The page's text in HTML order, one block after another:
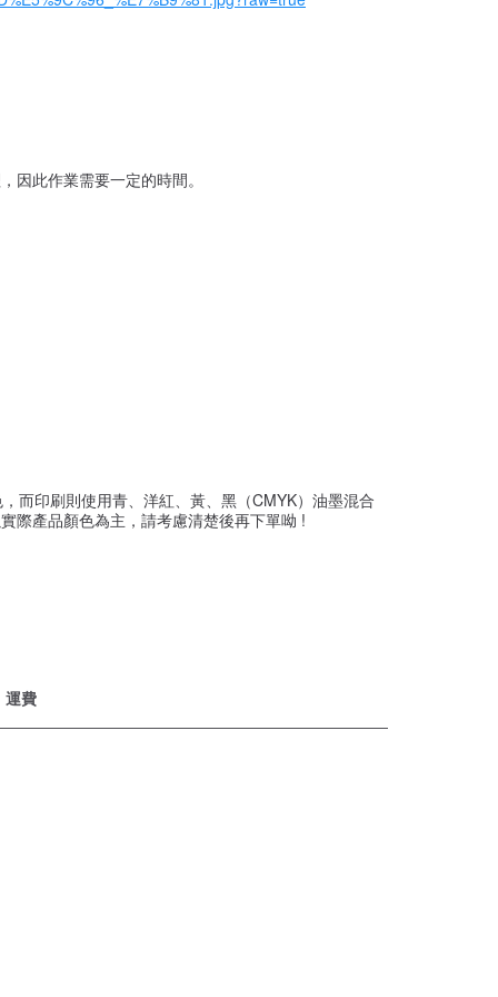
因此作業需要一定的時間。
而印刷則使用青、洋紅、黃、黑（CMYK）油墨混合
際產品顏色為主，請考慮清楚後再下單呦 !
運費